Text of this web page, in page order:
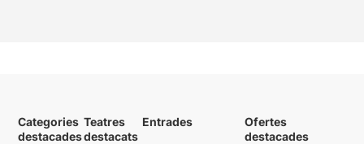
Categories
destacades
Teatres
destacats
Entrades
Ofertes
destacades